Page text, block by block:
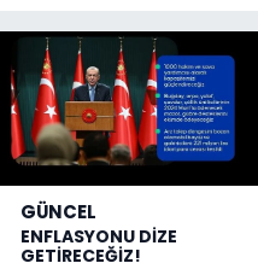
GÜNCEL
ENFLASYONU DİZE
GETİRECEĞİZ!